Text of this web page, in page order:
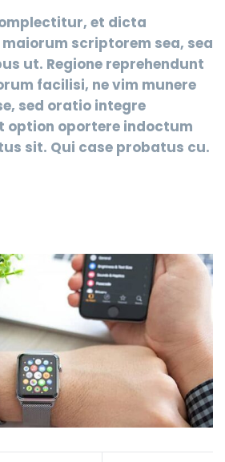
et dicta
scriptorem sea, sea
ut. Regione reprehendunt
facilisi, ne vim munere
sed oratio integre
option oportere indoctum
sit. Qui case probatus cu.